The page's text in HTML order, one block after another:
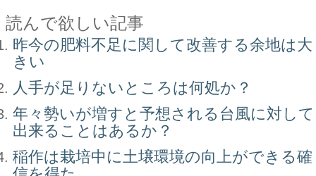
読んで欲しい記事
昨今の肥料不足に関して改善する余地は大
きい
人手が足りないところは何処か？
年々勢いが増すと予想される台風に対して
出来ることはあるか？
稲作は栽培中に土壌環境の向上ができる確